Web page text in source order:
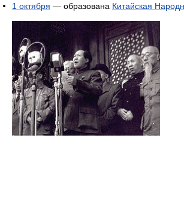
1 октября — образована Китайская